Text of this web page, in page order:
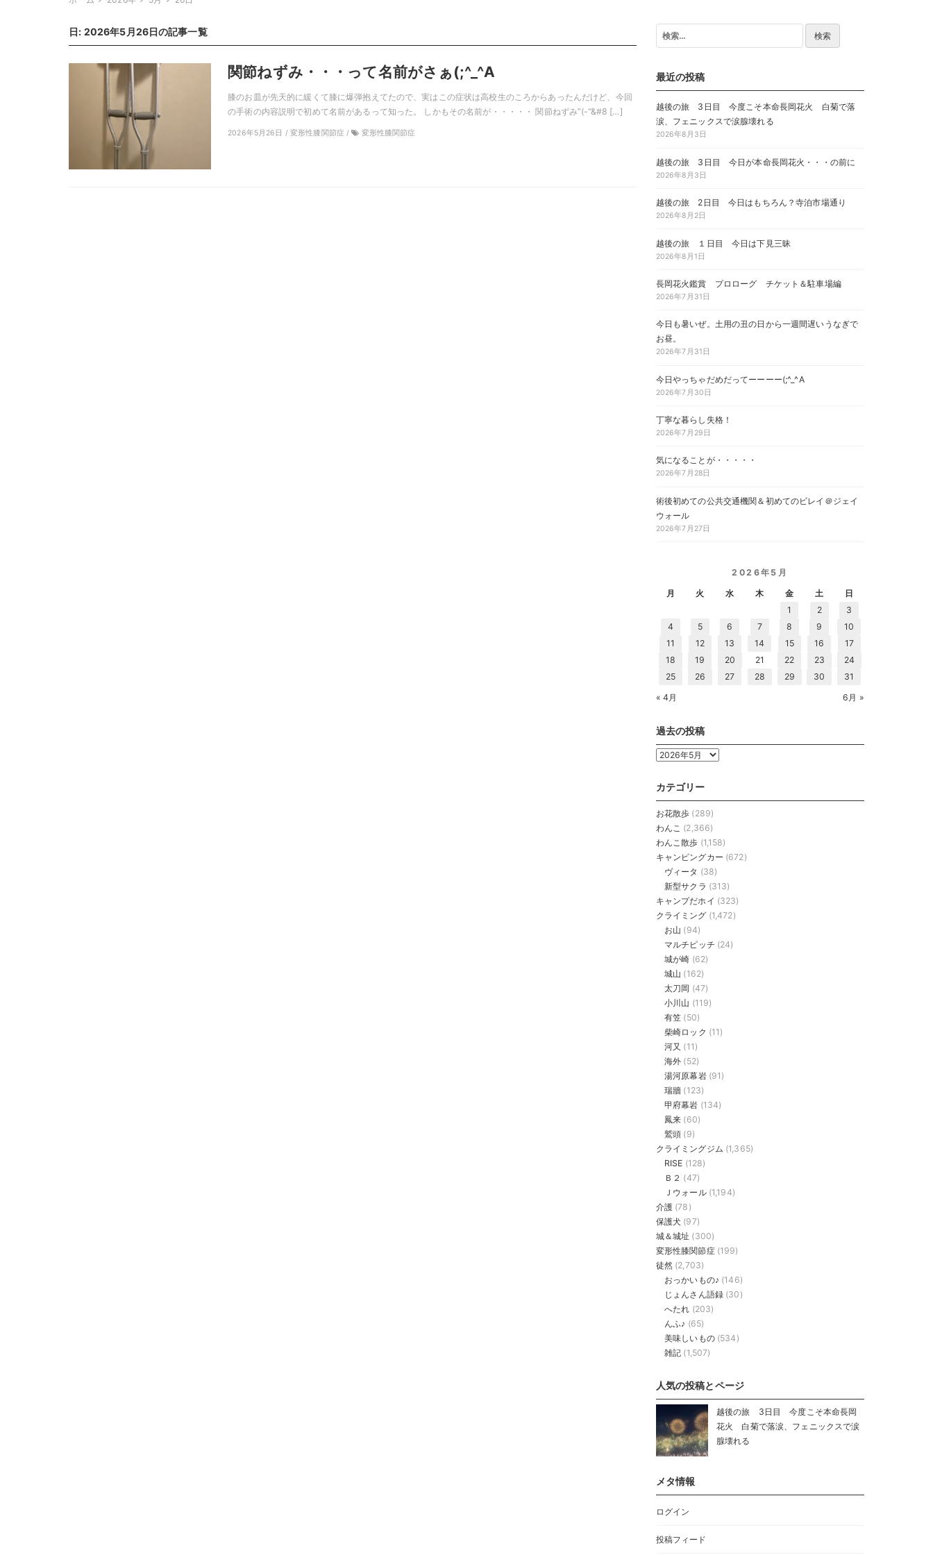
日: 2026年5月26日の記事一覧
関節ねずみ・・・って名前がさぁ(;^_^A
膝のお皿が先天的に緩くて膝に爆弾抱えてたので、実はこの症状は高校生のころからあったんだけど、今回
の手術の内容説明で初めて名前があるって知った。 しかもその名前が・・・・・ 関節ねずみ”(-“&#8 […]
2026年5月26日 / 変形性膝関節症 / 変形性膝関節症
索:
最近の投稿
越後の旅 3日目 今度こそ本命長岡花火 白菊で落
涙、フェニックスで涙腺壊れる
2026年8月3日
越後の旅 3日目 今日が本命長岡花火・・・の前に
2026年8月3日
越後の旅 2日目 今日はもちろん？寺泊市場通り
2026年8月2日
越後の旅 １日目 今日は下見三昧
2026年8月1日
長岡花火鑑賞 プロローグ チケット＆駐車場編
2026年7月31日
今日も暑いぜ。土用の丑の日から一週間遅いうなぎで
お昼。
2026年7月31日
今日やっちゃだめだってーーーー(;^_^A
2026年7月30日
丁寧な暮らし失格！
2026年7月29日
気になることが・・・・・
2026年7月28日
術後初めての公共交通機関＆初めてのビレイ＠ジェイ
ウォール
2026年7月27日
2026年5月
月
火 水 木 金 土 日
« 4月 6月 »
1 2
3
4
5 6 7 8 9
10
11
12 13 14 15 16
17
18
19 20 21 22 23
24
25
26 27 28 29 30 31
過去の投稿
過
の
稿
カテゴリー
お花散歩 (289)
わんこ (2,366)
わんこ散歩 (1,158)
キャンピングカー (672)
ヴィータ (38)
新型サクラ (313)
キャンプだホイ (323)
クライミング (1,472)
お山 (94)
マルチピッチ (24)
城が崎 (62)
城山 (162)
太刀岡 (47)
小川山 (119)
有笠 (50)
柴崎ロック (11)
河又 (11)
海外 (52)
湯河原幕岩(91)
瑞牆 (123)
甲府幕岩 (134)
鳳来 (60)
鷲頭 (9)
クライミングジム (1,365)
RISE (128)
Ｂ２ (47)
Ｊウォール(1,194)
介護 (78)
保護犬 (97)
城＆城址 (300)
変形性膝関節症(199)
徒然 (2,703)
おっかいもの♪ (146)
じょんさん語録(30)
へたれ (203)
んふ♪ (65)
美味しいもの(534)
雑記 (1,507)
人気の投稿とページ
越後の旅 3日目 今度こそ本命長岡
花火 白菊で落涙、フェニックスで涙
腺壊れる
メタ情報
ログイン
投稿フィード